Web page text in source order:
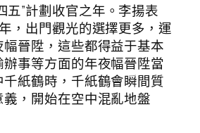
五”計劃收官之年。李揚表
，出門觀光的選擇更多，運
晉陞，這些都得益于基本
事等方面的年夜幅晉陞當
紙鶴時，千紙鶴會瞬間質
，開始在空中混亂地盤